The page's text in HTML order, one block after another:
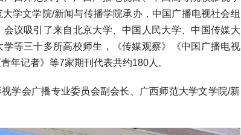
学文学院/新闻与传播学院承办，中国广播电视社会组
议吸引了来自北京大学、中国人民大学、中国传媒大
等三十多所高校师生，《传媒观察》《中国广播电视
年记者》等7家期刊代表共约180人。
会广播专业委员会副会长、广西师范大学文学院/新